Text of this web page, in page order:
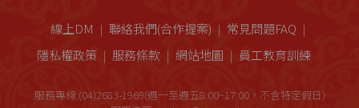
線上DM 聯絡我們(合作提案)
常見問題FAQ
隱私權政策
服務條款 網站地圖 員工教育訓練
服務專線:(04)2683-1969(週一至週五8:00~17:00，不含特定假日)